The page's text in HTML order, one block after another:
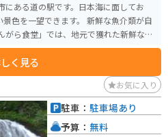
ある道の駅です。日本海に面してお
きます。 新鮮な魚介類が自
ら食堂」では、地元で獲れた新鮮な魚
。お土産には、地元産の農産物や海産
には広い駐車場があり、休憩場所とし
、山形県庄内地方の観光を楽しんでみ
く見る
お気に入り
駐車： 駐車場あり
予算： 無料